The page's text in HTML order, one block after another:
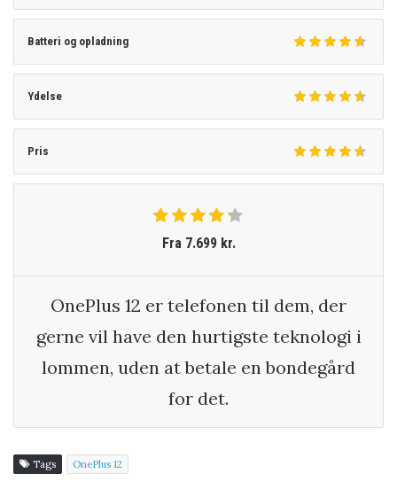
Batteri og opladning
Ydelse
Pris
Fra 7.699 kr.
OnePlus 12 er telefonen til dem, der
gerne vil have den hurtigste teknologi i
lommen, uden at betale en bondegård
for det.
Tags OnePlus 12